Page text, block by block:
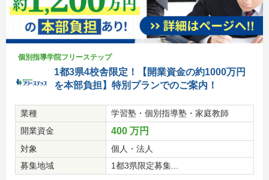
個別指導学院フリーステップ
1都3県4校舎限定！【開業資金の約1000万円
を本部負担】特別プランでのご案内！
業種
学習塾・個別指導塾・家庭教師
開業資金
400 万円
対象
個人・法人
募集地域
1都3県限定募集...